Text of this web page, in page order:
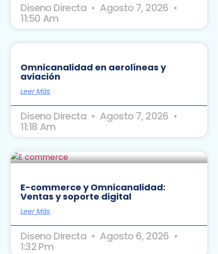
Diseno Directa Agosto 7, 2026
11:50 Am
Omnicanalidad en aerolíneas y
aviación
Leer Más
Diseno Directa Agosto 7, 2026
11:18 Am
E-commerce y Omnicanalidad:
Ventas y soporte digital
Leer Más
Diseno Directa Agosto 6, 2026
1:32 Pm